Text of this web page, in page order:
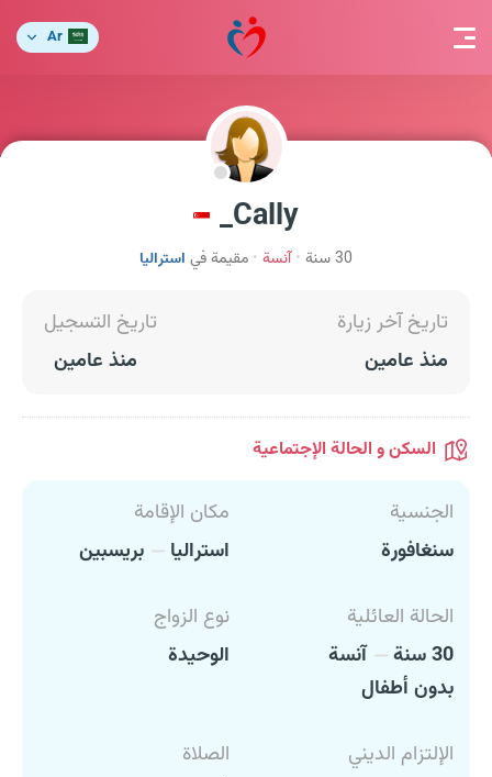
Ar
Cally_
30 سنة آنسة مقيمة في استراليا
تاريخ آخر زيارة
منذ عامين
تاريخ التسجيل
منذ عامين
السكن و الحالة الإجتماعية
الجنسية
سنغافورة
مكان الإقامة
استراليا
بريسبين
الحالة العائلية
30 سنة
آنسة
بدون أطفال
نوع الزواج
الوحيدة
الإلتزام الديني
الصلاة